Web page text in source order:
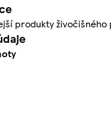
produkty